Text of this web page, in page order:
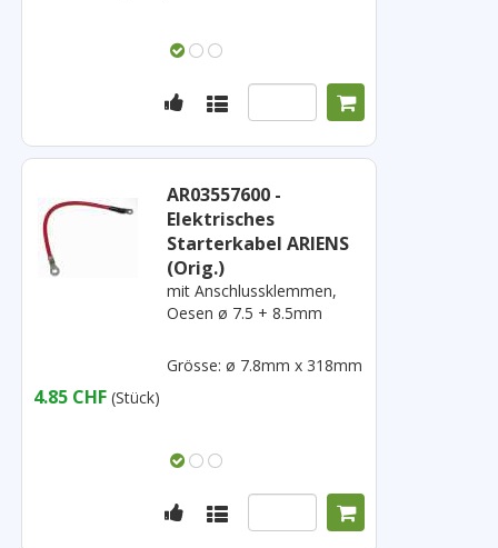
AR03557600 -
Elektrisches
Starterkabel ARIENS
(Orig.)
mit Anschlussklemmen,
Oesen ø 7.5 + 8.5mm
Grösse: ø 7.8mm x 318mm
4.85 CHF (Stück)